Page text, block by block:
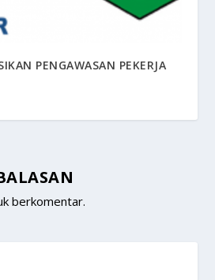
PENGAWASAN PEKERJA
berkomentar.